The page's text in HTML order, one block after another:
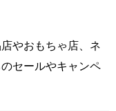
やおもちゃ店、ネ
セールやキャンペ